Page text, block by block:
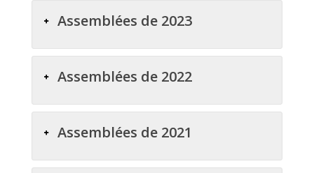
Assemblées de 2023
Assemblées de 2022
Assemblées de 2021